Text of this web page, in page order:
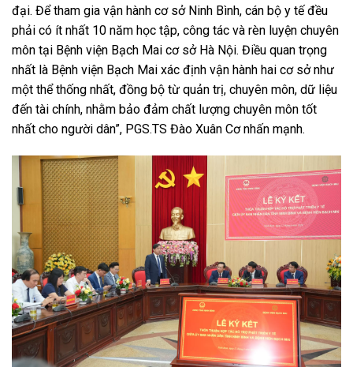
đại. Để tham gia vận hành cơ sở Ninh Bình, cán bộ y tế đều
phải có ít nhất 10 năm học tập, công tác và rèn luyện chuyên
môn tại Bệnh viện Bạch Mai cơ sở Hà Nội. Điều quan trọng
nhất là Bệnh viện Bạch Mai xác định vận hành hai cơ sở như
một thể thống nhất, đồng bộ từ quản trị, chuyên môn, dữ liệu
đến tài chính, nhằm bảo đảm chất lượng chuyên môn tốt
nhất cho người dân”, PGS.TS Đào Xuân Cơ nhấn mạnh.